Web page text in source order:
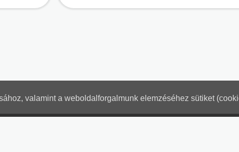
valamint a weboldalforgalmunk elemzéséhez sütiket